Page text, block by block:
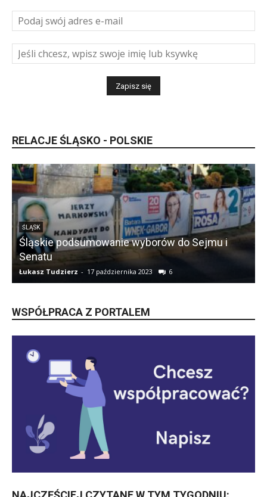
RELACJE ŚLĄSKO - POLSKIE
ŚLĄSK
Śląskie podsumowanie wyborów do Sejmu i
Senatu
Łukasz Tudzierz - 17 października 2023 6
WSPÓŁPRACA Z PORTALEM